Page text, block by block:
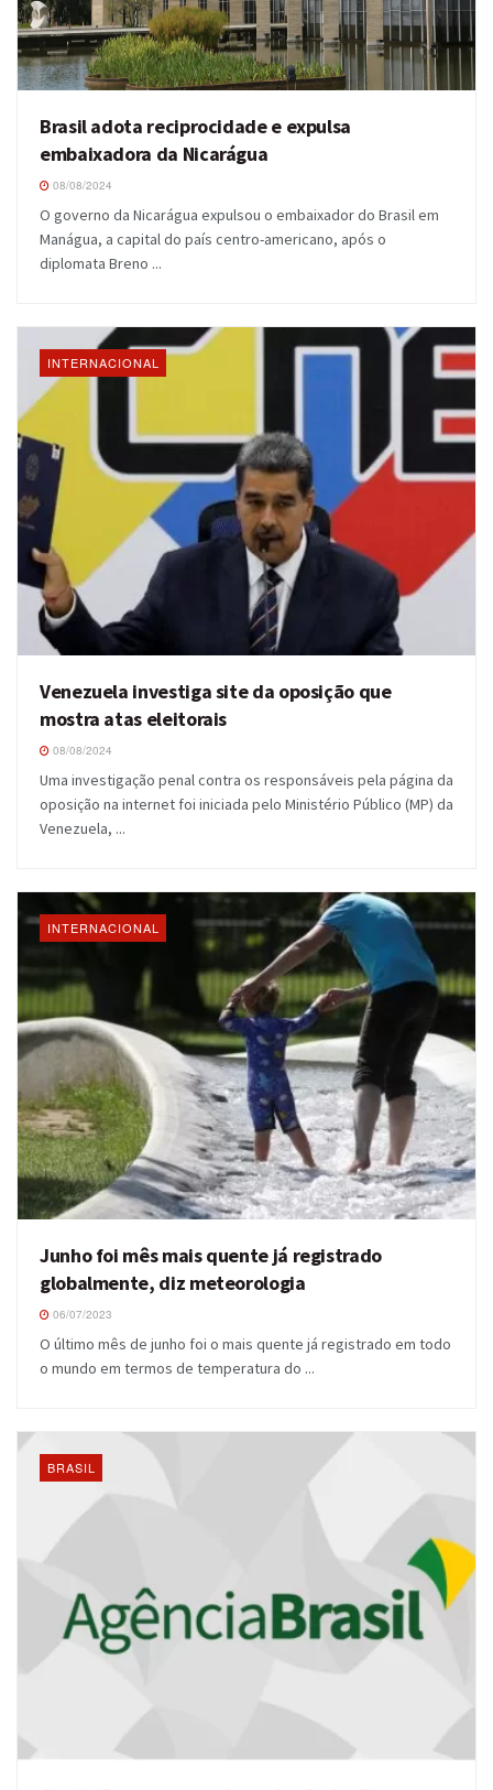
Brasil adota reciprocidade e expulsa
embaixadora da Nicarágua
08/08/2024
O governo da Nicarágua expulsou o embaixador do Brasil em
Manágua, a capital do país centro-americano, após o
diplomata Breno ...
INTERNACIONAL
Venezuela investiga site da oposição que
mostra atas eleitorais
08/08/2024
Uma investigação penal contra os responsáveis pela página da
oposição na internet foi iniciada pelo Ministério Público (MP) da
Venezuela, ...
INTERNACIONAL
Junho foi mês mais quente já registrado
globalmente, diz meteorologia
06/07/2023
O último mês de junho foi o mais quente já registrado em todo
o mundo em termos de temperatura do ...
BRASIL